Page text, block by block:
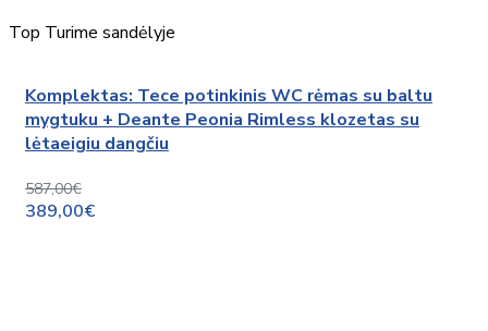
Top Turime sandėlyje
Komplektas: Tece potinkinis WC rėmas su baltu
mygtuku + Deante Peonia Rimless klozetas su
lėtaeigiu dangčiu
587,00€
389,00€